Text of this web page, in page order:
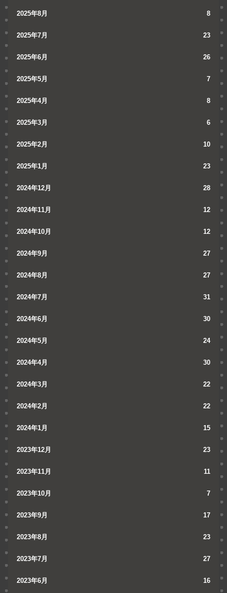
2025年8月 8
2025年7月 23
2025年6月 26
2025年5月 7
2025年4月 8
2025年3月 6
2025年2月 10
2025年1月 23
2024年12月 28
2024年11月 12
2024年10月 12
2024年9月 27
2024年8月 27
2024年7月 31
2024年6月 30
2024年5月 24
2024年4月 30
2024年3月 22
2024年2月 22
2024年1月 15
2023年12月 23
2023年11月 11
2023年10月 7
2023年9月 17
2023年8月 23
2023年7月 27
2023年6月 16